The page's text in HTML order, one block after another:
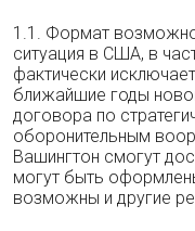
1.1. Формат
ситуация в США, в
фактически
ближайшие годы
договора по
оборонительным
Вашингтон смогут
могут быть
возможны и другие